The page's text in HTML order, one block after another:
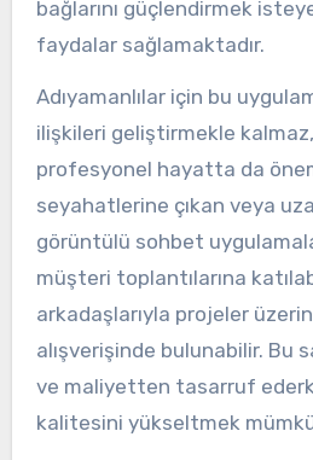
bağlarını güçlendirmek
faydalar sağlamaktadır.
Adıyamanlılar için bu
ilişkileri geliştirmekle
profesyonel hayatta da
seyahatlerine çıkan veya
görüntülü sohbet
müşteri toplantılarına
arkadaşlarıyla projeler
alışverişinde bulunabilir. Bu
ve maliyetten tasarruf
kalitesini yükseltmek